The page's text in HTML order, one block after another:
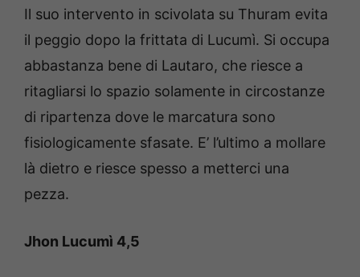
Il suo intervento in scivolata su Thuram evita
il peggio dopo la frittata di Lucumì. Si occupa
abbastanza bene di Lautaro, che riesce a
ritagliarsi lo spazio solamente in circostanze
di ripartenza dove le marcatura sono
fisiologicamente sfasate. E’ l’ultimo a mollare
là dietro e riesce spesso a metterci una
pezza.
Jhon Lucumì 4,5